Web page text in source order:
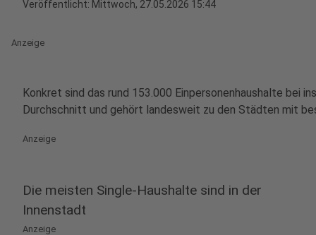
Veröffentlicht: Mittwoch, 27.05.2026 15:44
Anzeige
Konkret sind das rund 153.000 Einpersonenhaushalte bei
Durchschnitt und gehört landesweit zu den Städten mit
Anzeige
Die meisten Single-Haushalte sind in der
Innenstadt
Anzeige